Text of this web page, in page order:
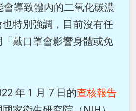
會導致體內的二氧化碳濃
特別強調，目前沒有任
戴口罩會影響身體或免
年 1 月 7 日的查核報告